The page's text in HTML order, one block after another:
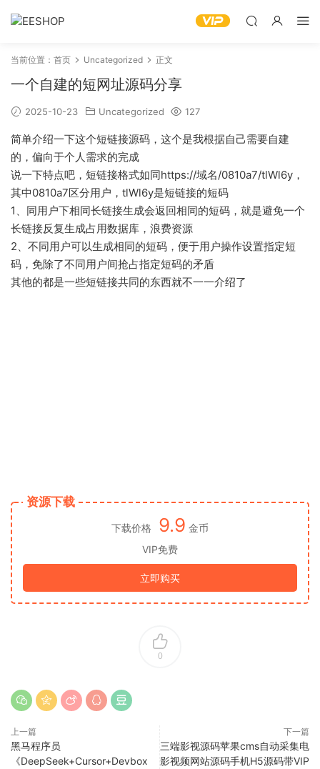
当前位置： 首页 Uncategorized 正文
一个自建的短网址源码分享
2025-10-23 Uncategorized 127
简单介绍一下这个短链接源码，这个是我根据自己需要自建
的，偏向于个人需求的完成
说一下特点吧，短链接格式如同https://域名/0810a7/tlWl6y，
其中0810a7区分用户，tlWl6y是短链接的短码
1、同用户下相同长链接生成会返回相同的短码，就是避免一个
长链接反复生成占用数据库，浪费资源
2、不同用户可以生成相同的短码，便于用户操作设置指定短
码，免除了不同用户间抢占指定短码的矛盾
其他的都是一些短链接共同的东西就不一一介绍了
资源下载
下载价格 9.9 金币
VIP免费
立即购买
0
上一篇
黑马程序员
《DeepSeek+Cursor+Devbox
下一篇
三端影视源码苹果cms自动采集电
影视频网站源码手机H5源码带VIP